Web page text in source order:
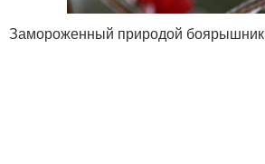
Замороженный природой боярышник